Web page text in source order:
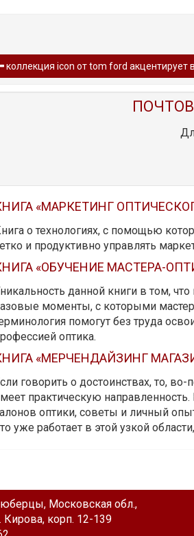
коллекция icon от tom ford акцентирует
«МАРКЕТИНГ
о технологиях, с помощью
и продуктивно управлять
«ОБУЧЕНИЕ МАСТЕРА-
данной книги в том,
моменты, с которыми
помогут без труда
оптика.
«МЕРЧЕНДАЙЗИНГ
говорить о достоинствах, то,
практическую
оптики, советы и личный
уже работает в этой узкой
Московская обл.,
Кирова, корп. 12-139